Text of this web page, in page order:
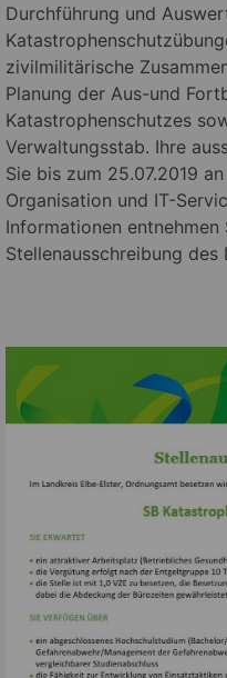
Durchführung und
zivilmilitärische
Planung der Aus-und
Katastrophenschutzes
Verwaltungsstab. Ihre
Sie bis zum 25.07.2019
Organisation und IT-
Informationen
Stellenausschreibung des